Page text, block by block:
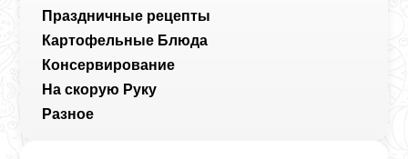
Праздничные рецепты
Картофельные Блюда
Консервирование
На скорую Руку
Разное